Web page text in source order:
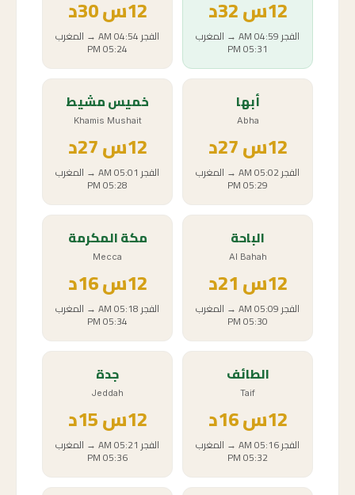
12س
الفجر04:59 AM
→ المغرب
05:31 PM
12س30د
الفجر04:54 AM
→ المغرب
05:24 PM
أبها
Abha
12س
الفجر05:02 AM
→ المغرب
05:29 PM
خميس مشيط
Khamis Mushait
12س
الفجر 05:01 AM
→ المغرب
05:28 PM
الباحة
Al Bahah
12س
الفجر05:09 AM
→ المغرب
05:30 PM
مكة المكرمة
Mecca
12س16د
الفجر05:18 AM
→ المغرب
05:34 PM
الطائف
Taif
12س16د
الفجر05:16 AM
→ المغرب
05:32 PM
جدة
Jeddah
12س
الفجر 05:21 AM
→ المغرب
05:36 PM